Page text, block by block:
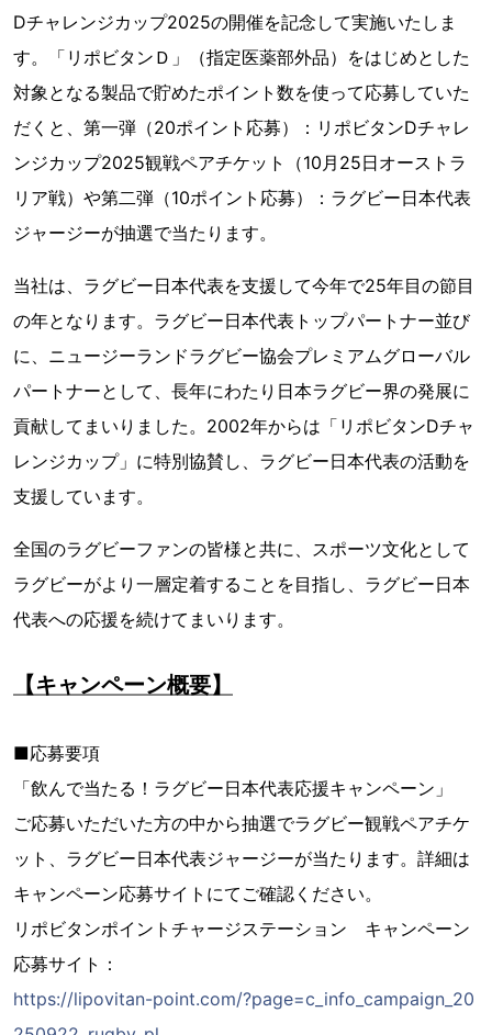
Dチャレンジカップ2025の開催を記念して実施いたしま
す。「リポビタンＤ」（指定医薬部外品）をはじめとした
対象となる製品で貯めたポイント数を使って応募していた
だくと、第一弾（20ポイント応募）：リポビタンDチャレ
ンジカップ2025観戦ペアチケット（10月25日オーストラ
リア戦）や第二弾（10ポイント応募）：ラグビー日本代表
ジャージーが抽選で当たります。
当社は、ラグビー日本代表を支援して今年で25年目の節目
の年となります。ラグビー日本代表トップパートナー並び
に、ニュージーランドラグビー協会プレミアムグローバル
パートナーとして、長年にわたり日本ラグビー界の発展に
貢献してまいりました。2002年からは「リポビタンDチャ
レンジカップ」に特別協賛し、ラグビー日本代表の活動を
支援しています。
全国のラグビーファンの皆様と共に、スポーツ文化として
ラグビーがより一層定着することを目指し、ラグビー日本
代表への応援を続けてまいります。
【キャンペーン概要】
■応募要項
「飲んで当たる！ラグビー日本代表応援キャンペーン」
ご応募いただいた方の中から抽選でラグビー観戦ペアチケ
ット、ラグビー日本代表ジャージーが当たります。詳細は
キャンペーン応募サイトにてご確認ください。
リポビタンポイントチャージステーション キャンペーン
応募サイト：
https://lipovitan-point.com/?page=c_info_campaign_20